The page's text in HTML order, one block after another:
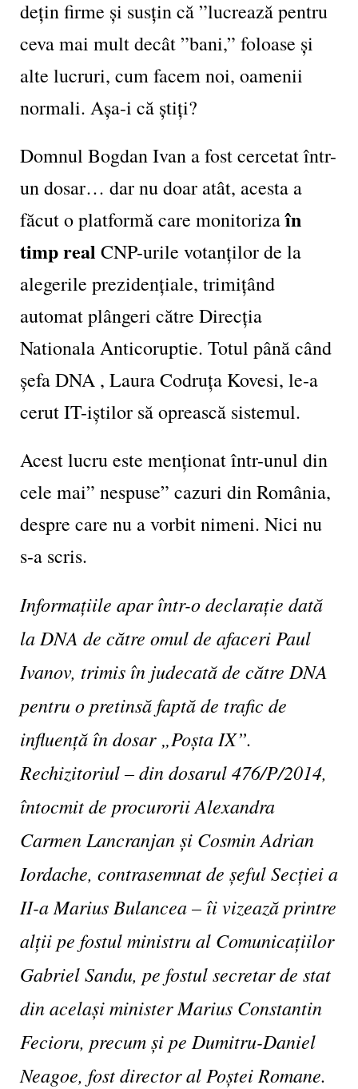
dețin firme și susțin că ”lucrează pentru
ceva mai mult decât ”bani,” foloase și
alte lucruri, cum facem noi, oamenii
normali. Așa-i că știți?
Domnul Bogdan Ivan a fost cercetat într-
un dosar… dar nu doar atât, acesta a
făcut o platformă care monitorizaîn
timp real CNP-urile votanților de la
alegerile prezidențiale, trimițând
automat plângeri către Direcția
Nationala Anticoruptie. Totul până când
șefa DNA , Laura Codruța Kovesi, le-a
cerut IT-iștilor să oprească sistemul.
Acest lucru este menționat într-unul din
cele mai” nespuse” cazuri din România,
despre care nu a vorbit nimeni. Nici nu
s-a scris.
Informațiile apar într-o declarație dată
la DNA de către omul de afaceri Paul
Ivanov, trimis în judecată de către DNA
pentru o pretinsă faptă de trafic de
influență în dosar „Poșta IX”.
Rechizitoriul – din dosarul 476/P/2014,
întocmit de procurorii Alexandra
Carmen Lancranjan și Cosmin Adrian
Iordache, contrasemnat de șeful Secției a
II-a Marius Bulancea – îi vizează printre
alții pe fostul ministru al Comunicațiilor
Gabriel Sandu, pe fostul secretar de stat
din același minister Marius Constantin
Fecioru, precum și pe Dumitru-Daniel
Neagoe, fost director al Poștei Romane.